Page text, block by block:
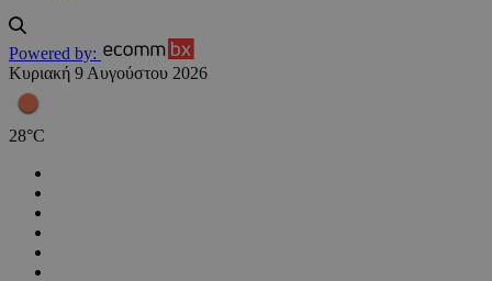
Powered by:
Κυριακή 9 Αυγούστου 2026
28°C